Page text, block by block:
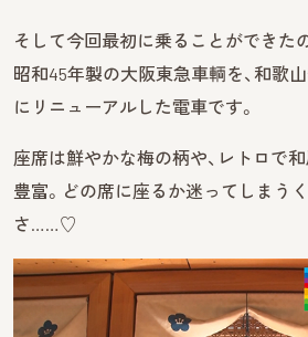
そして今回最初に乗ることができた
昭和45年製の大阪東急車輌を、和歌
にリニューアルした電車です。
座席は鮮やかな梅の柄や、レトロで
豊富。どの席に座るか迷ってしまう
さ……♡